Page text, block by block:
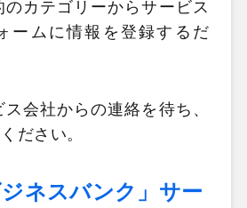
カテゴリーからサービス
ームに情報を登録するだ
会社からの連絡を待ち、
ださい。
ジネスバンク」サー